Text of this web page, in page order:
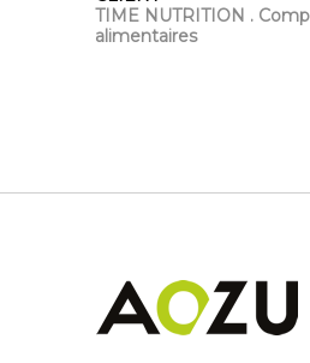
TIME NUTRITION .
alimentaires